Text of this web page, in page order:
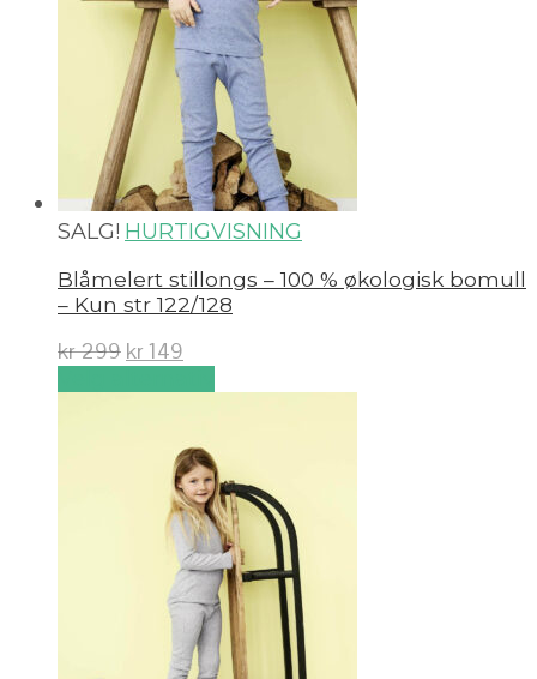
SALG! HURTIGVISNING
Blåmelert stillongs – 100 % økologisk bomull
– Kun str 122/128
kr299 kr 149